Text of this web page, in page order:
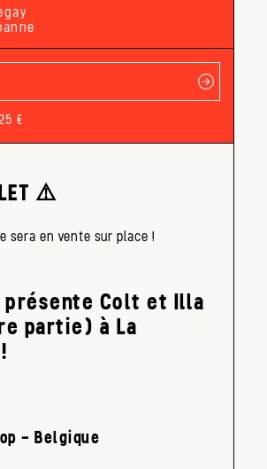
€
⚠️​
sera en vente sur place !
présente Colt et Illa
partie) à La
– Belgique